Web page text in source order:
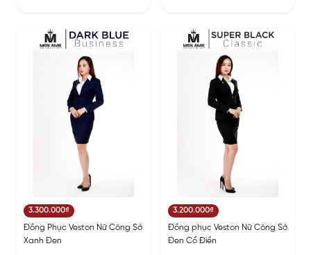
3.300.000₫
Đồng Phục Veston Nữ Công Sở
Xanh Đen
3.200.000₫
Đồng phục Veston Nữ Công Sở
Đen Cổ Điển